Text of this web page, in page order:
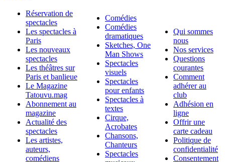
Réservation de
spectacles
Les spectacles à
Paris
Les nouveaux
spectacles
Les théâtres sur
Paris et banlieue
Le Magazine
Tatouvu.mag
Abonnement au
magazine
Actualité des
spectacles
Les artistes,
auteurs,
comédiens
Comédies
Comédies
dramatiques
Sketches, One
Man Shows
Spectacles
visuels
Spectacles
pour enfants
Spectacles à
textes
Cirque,
Acrobates
Chansons,
Chanteurs
Spectacles
Qui sommes
nous
Nos services
Questions
courantes
Comment
adhérer au
club
Adhésion en
ligne
Offrir une
carte cadeau
Politique de
confidentialité
Consentement